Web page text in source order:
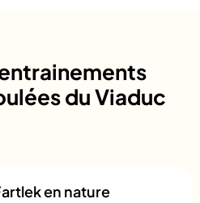
du Viaduc
en nature